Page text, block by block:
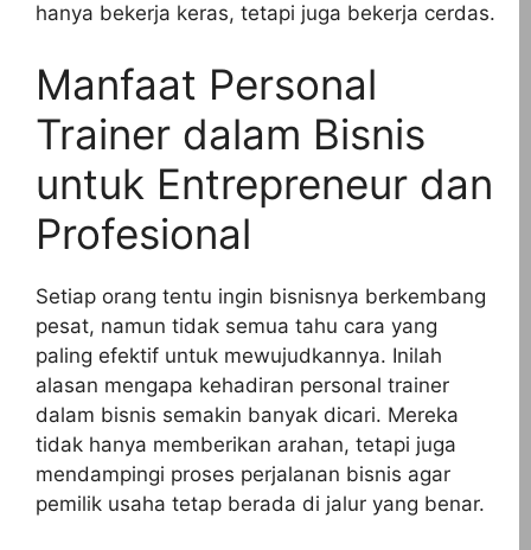
hanya bekerja keras, tetapi juga bekerja cerdas.
Manfaat Personal
Trainer dalam Bisnis
untuk Entrepreneur dan
Profesional
Setiap orang tentu ingin bisnisnya berkembang
pesat, namun tidak semua tahu cara yang
paling efektif untuk mewujudkannya. Inilah
alasan mengapa kehadiran personal trainer
dalam bisnis semakin banyak dicari. Mereka
tidak hanya memberikan arahan, tetapi juga
mendampingi proses perjalanan bisnis agar
pemilik usaha tetap berada di jalur yang benar.